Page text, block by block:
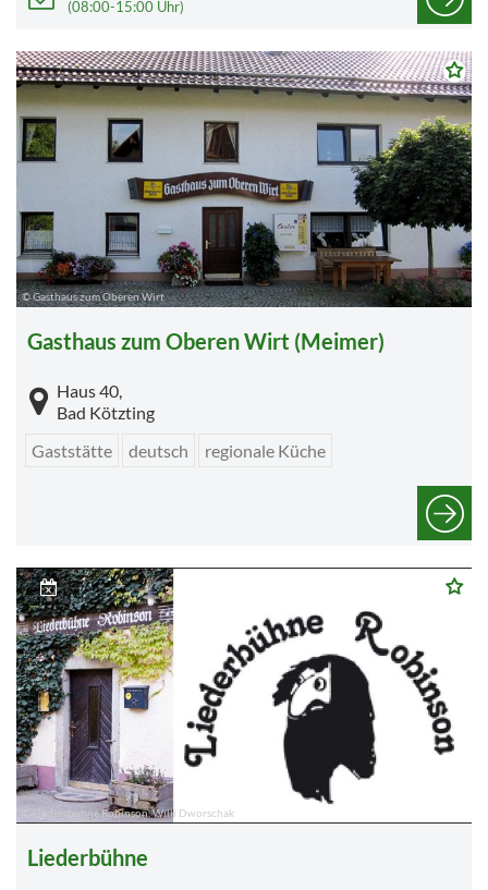
(08:00-15:00 Uhr)
© Gasthaus zum Oberen Wirt
Gasthaus zum Oberen Wirt (Meimer)
Haus 40,
Bad Kötzting
Gaststätte
deutsch regionale Küche
© Liederrbühne Robinson, Willi Dworschak
Liederbühne